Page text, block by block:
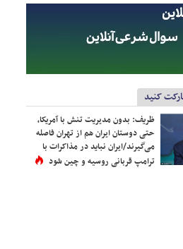
کنید
ظریف: بدون مدیریت تنش با آمریکا،
حتی دوستان ایران هم از تهران فاصله
می‌گیرند/ایران نباید در مذاکرات با
ترامپ قربانی روسیه و چین شود